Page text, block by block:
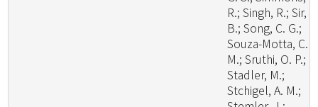
R.; Singh, R.; Sir,
B.; Song, C. G.;
Souza-Motta, C.
M.; Sruthi, O. P.;
Stadler, M.;
Stchigel, A. M.;